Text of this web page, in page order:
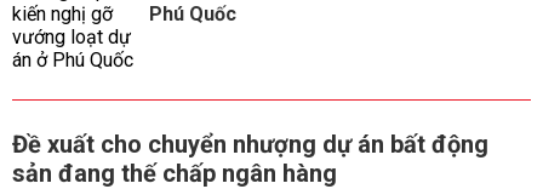
Phú Quốc
Đề xuất cho chuyển nhượng dự án bất động
sản đang thế chấp ngân hàng